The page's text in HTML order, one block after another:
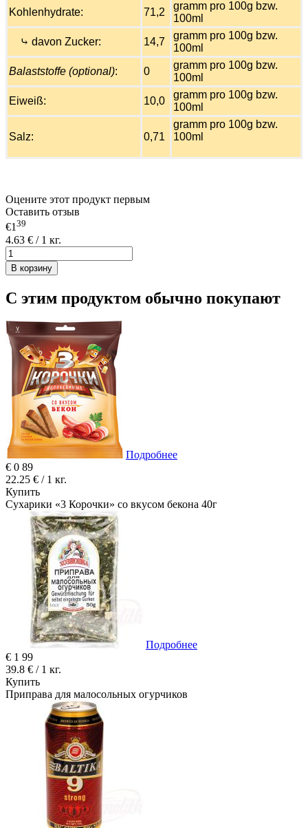
Kohlenhydrate: 71,2
gramm pro 100g bzw.
100ml
⤷ davon Zucker:
14,7
gramm pro 100g bzw.
100ml
Balaststoffe (optional): 0
gramm pro 100g bzw.
100ml
Eiweiß:
10,0
gramm pro 100g bzw.
100ml
Salz: 0,71
gramm pro 100g bzw.
100ml
Оцените этот продукт первым
Оставить отзыв
€139
4.63 € / 1 кг.
В корзину
С этим продуктом обычно покупают
Подробнее
€ 0 89
22.25 € / 1 кг.
Купить
Сухарики «3 Корочки» со вкусом бекона 40г
Подробнее
€ 1 99
39.8 € / 1 кг.
Купить
Приправа для малосольных огурчиков